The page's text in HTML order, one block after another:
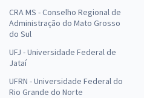
CRA MS - Conselho Regional de
Administração do Mato Grosso
do Sul
UFJ - Universidade Federal de
Jataí
UFRN - Universidade Federal do
Rio Grande do Norte